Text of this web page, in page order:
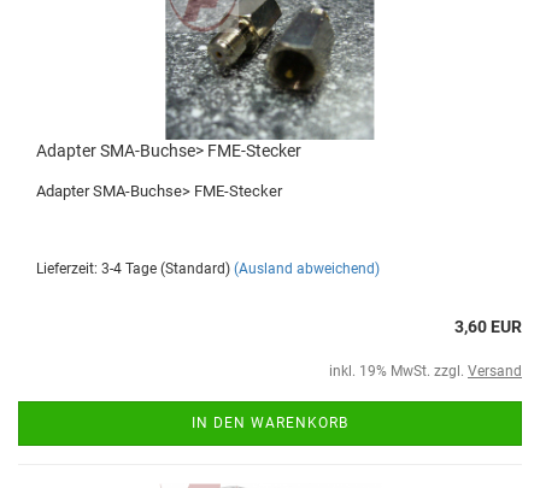
Adapter SMA-Buchse> FME-Stecker
Adapter SMA-Buchse> FME-Stecker
Lieferzeit: 3-4 Tage (Standard) (Ausland abweichend)
3,60 EUR
inkl. 19% MwSt. zzgl. Versand
IN DEN WARENKORB